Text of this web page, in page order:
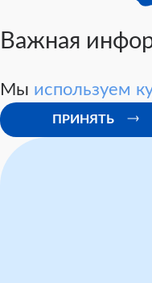
Важная
Мы используем
ПРИНЯТЬ